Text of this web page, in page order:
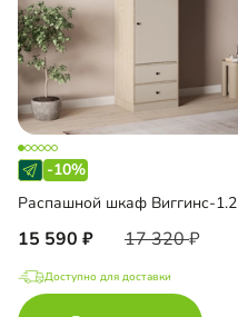
-10%
Распашной шкаф Виггинс-1.2
15 590 17 320
Доступно для доставки